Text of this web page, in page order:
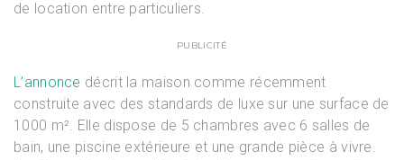
de location entre particuliers.
PUBLICITÉ
L’annonce décrit la maison comme récemment
construite avec des standards de luxe sur une surface de
1000 m². Elle dispose de 5 chambres avec 6 salles de
bain, une piscine extérieure et une grande pièce à vivre.